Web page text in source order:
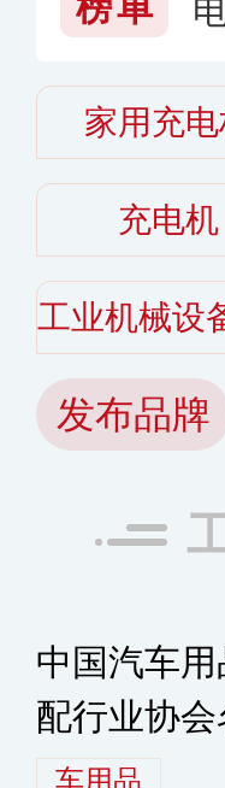
榜单
家用充
充电机
发布品牌
中国汽车
配行业协会
车用品